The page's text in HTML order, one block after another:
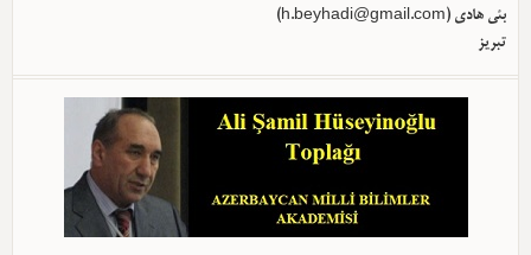
بئی هادی (h.beyhadi@gmail.com
)
تبریز